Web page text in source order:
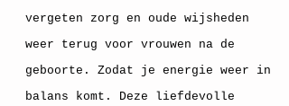
vergeten zorg en oude wijsheden
weer terug voor vrouwen na de
geboorte. Zodat je energie weer in
balans komt. Deze liefdevolle